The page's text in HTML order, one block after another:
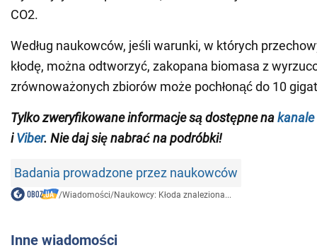
CO2.
Według naukowców, jeśli warunki, w których
kłodę, można odtworzyć, zakopana biomasa z
zrównoważonych zbiorów może pochłonąć do 10
Tylko zweryfikowane informacje są dostępne nakanale
iViber. Nie daj się nabrać na podróbki!
Badania prowadzone przez naukowców
/Wiadomości/Naukowcy: Kłoda znaleziona...
Inne wiadomości